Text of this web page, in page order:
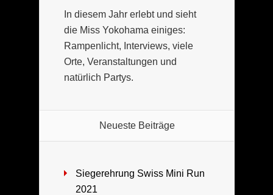
In diesem Jahr erlebt und sieht
die Miss Yokohama einiges:
Rampenlicht, Interviews, viele
Orte, Veranstaltungen und
natürlich Partys.
Neueste Beiträge
Siegerehrung Swiss Mini Run
2021